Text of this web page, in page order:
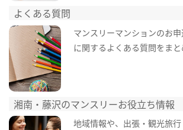
よくある質問
マンスリーマンションのお
に関するよくある質問をまと
湘南・藤沢のマンスリーお役立ち情報
地域情報や、出張・観光旅